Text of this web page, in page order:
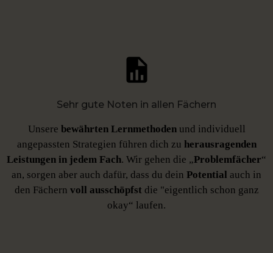
Sehr gute Noten in allen Fächern
Unsere bewährten Lernmethodenund individuell
angepassten Strategien führen dich zu herausragenden
Leistungen in jedem Fach. Wir gehen die „Problemfächer“
an, sorgen aber auch dafür, dass du dein Potential auch in
den Fächern voll ausschöpfstdie "eigentlich schon ganz
okay“ laufen.